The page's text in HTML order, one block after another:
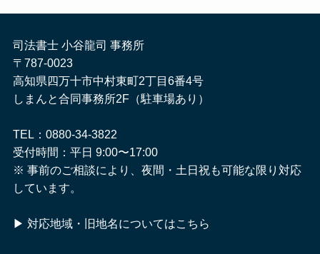
司法書士 小谷龍司 事務所
〒787-0023
高知県四万十市中村東町2丁目6番4号
しまんと合同事務所2F（駐車場あり）
TEL：0880-34-3822
受付時間：平日 9:00〜17:00
※ 事前のご相談により、夜間・土日祝も可能な限り対応
しています。
▶ 対応地域・旧地名についてはこちら